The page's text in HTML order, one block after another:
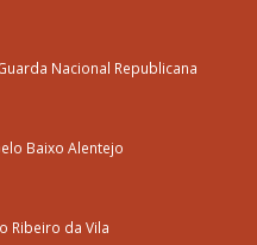
Nacional Republicana
Baixo Alentejo
Ribeiro da Vila